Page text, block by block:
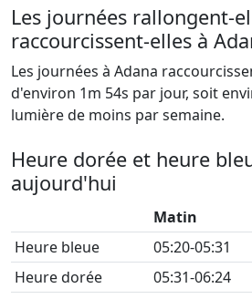
Les journées rallongent-
raccourcissent-elles à
Les journées à Adana
d'environ 1m 54s par jour, soit
lumière de moins par semaine.
Heure dorée et heure
aujourd'hui
Matin
Heure bleue
05:20-05:31
Heure dorée
05:31-06:24